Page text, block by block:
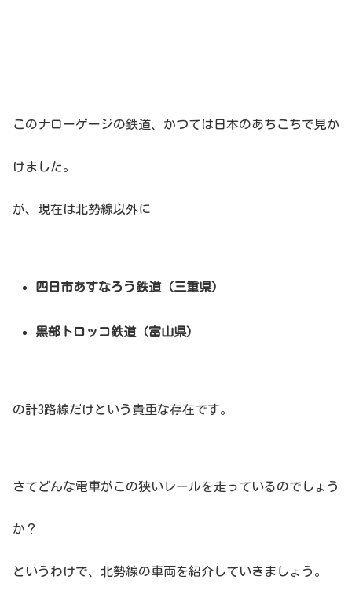
このナローゲージの鉄道、かつては日本のあちこちで見か
けました。
が、現在は北勢線以外に
四日市あすなろう鉄道（三重県）
黒部トロッコ鉄道（富山県）
の計3路線だけという貴重な存在です。
さてどんな電車がこの狭いレールを走っているのでしょう
か？
というわけで、北勢線の車両を紹介していきましょう。